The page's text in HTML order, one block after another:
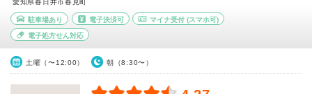
愛知県春日井市春見町
駐車場あり 電子決済可 マイナ受付 (スマホ可)
電子処方せん対応
土曜（〜12:00） 朝（8:30〜）